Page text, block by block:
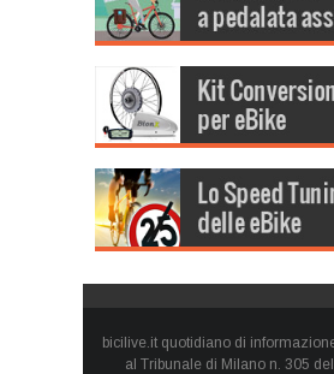
bicilive.it quotidiano di
al Tribunale di Milano n. 305